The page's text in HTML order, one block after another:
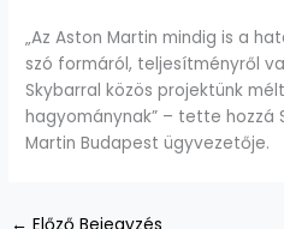
„Az Aston Martin mindig is a
szó formáról, teljesítményről
Skybarral közös projektünk
hagyománynak” – tette hozzá
Martin Budapest ügyvezetője.